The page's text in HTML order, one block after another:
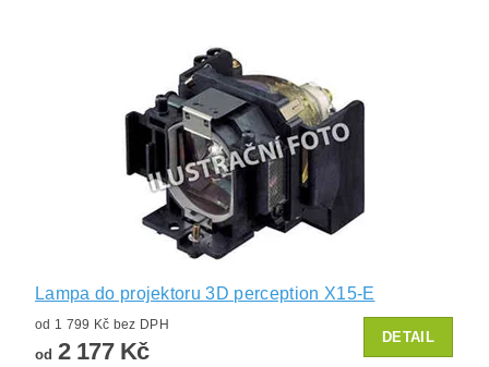
Lampa do projektoru 3D perception X15-E
od 1 799 Kč bez DPH
od 2 177 Kč
DETAIL